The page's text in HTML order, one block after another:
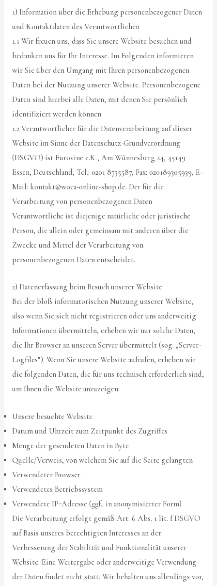
1) Information über die Erhebung personenbezogener Daten
und Kontaktdaten des Verantwortlichen
1.1 Wir freuen uns, dass Sie unsere Website besuchen und
bedanken uns für Ihr Interesse. Im Folgenden informieren
wir Sie über den Umgang mit Ihren personenbezogenen
Daten bei der Nutzung unserer Website. Personenbezogene
Daten sind hierbei alle Daten, mit denen Sie persönlich
identifiziert werden können.
1.2 Verantwortlicher für die Datenverarbeitung auf dieser
Website im Sinne der Datenschutz-Grundverordnung
(DSGVO) ist Eurovine e.K., Am Wünnesberg 24, 45149
Essen, Deutschland, Tel.: 0201 8735587, Fax: 020189305939, E-
Mail: kontakt@woca-online-shop.de. Der für die
Verarbeitung von personenbezogenen Daten
Verantwortliche ist diejenige natürliche oder juristische
Person, die allein oder gemeinsam mit anderen über die
Zwecke und Mittel der Verarbeitung von
personenbezogenen Daten entscheidet.
2) Datenerfassung beim Besuch unserer Website
Bei der bloß informatorischen Nutzung unserer Website,
also wenn Sie sich nicht registrieren oder uns anderweitig
Informationen übermitteln, erheben wir nur solche Daten,
die Ihr Browser an unseren Server übermittelt (sog. „Server-
Logfiles“). Wenn Sie unsere Website aufrufen, erheben wir
die folgenden Daten, die für uns technisch erforderlich sind,
um Ihnen die Website anzuzeigen:
Unsere besuchte Website
Datum und Uhrzeit zum Zeitpunkt des Zugriffes
Menge der gesendeten Daten in Byte
Quelle/Verweis, von welchem Sie auf die Seite gelangten
Verwendeter Browser
Verwendetes Betriebssystem
Verwendete IP-Adresse (ggf.: in anonymisierter Form)
Die Verarbeitung erfolgt gemäß Art. 6 Abs. 1 lit. f DSGVO
auf Basis unseres berechtigten Interesses an der
Verbesserung der Stabilität und Funktionalität unserer
Website. Eine Weitergabe oder anderweitige Verwendung
der Daten findet nicht statt. Wir behalten uns allerdings vor,